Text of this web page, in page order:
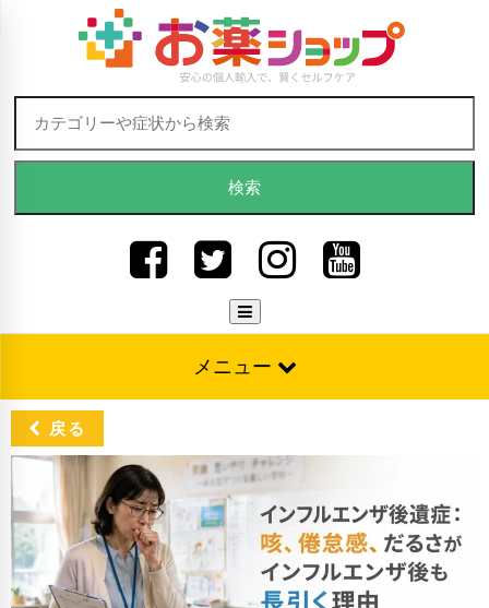
Skip to content
検索:
メニュー
戻る